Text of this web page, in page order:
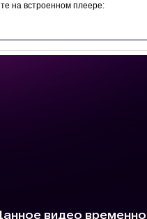
на встроенном плеере: